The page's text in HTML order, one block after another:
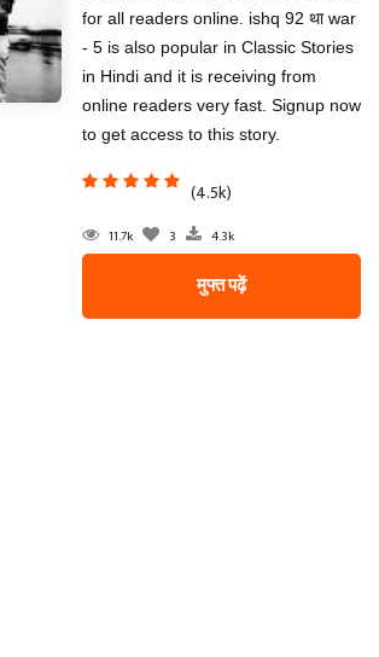
for all readers online. ishq 92 था war
- 5 is also popular in Classic Stories
in Hindi and it is receiving from
online readers very fast. Signup now
to get access to this story.
(4.5k)
11.7k 3 4.3k
मुफ्त पढ़ें